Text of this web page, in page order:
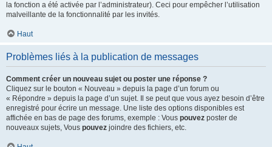
la fonction a été activée par l’administrateur). Ceci pour empêcher l’utilisation
malveillante de la fonctionnalité par les invités.
Haut
Problèmes liés à la publication de messages
Comment créer un nouveau sujet ou poster une réponse ?
Cliquez sur le bouton « Nouveau » depuis la page d’un forum ou
« Répondre » depuis la page d’un sujet. Il se peut que vous ayez besoin d’être
enregistré pour écrire un message. Une liste des options disponibles est
affichée en bas de page des forums, exemple : Vous pouvez poster de
nouveaux sujets, Vous pouvez joindre des fichiers, etc.